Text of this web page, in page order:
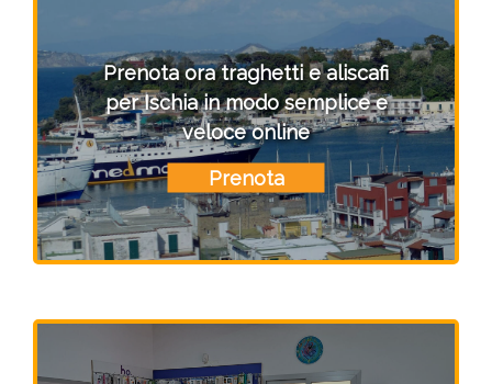
Prenota ora traghetti e aliscafi
per Ischia in modo semplice e
veloce online
Prenota